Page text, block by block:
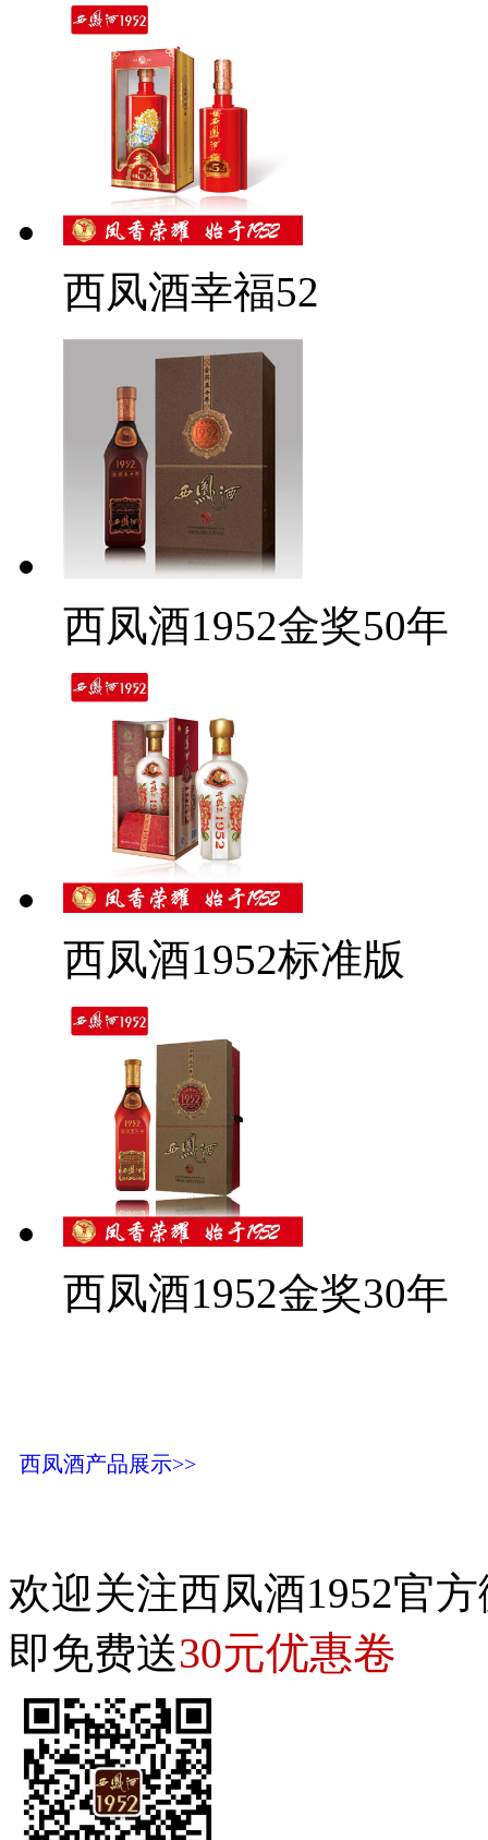
西凤酒幸福52
西凤酒1952金奖50年
西凤酒1952标准版
西凤酒1952金奖30年
西凤酒产品展示>>
欢迎关注西凤酒1952官
即免费送30元优惠卷